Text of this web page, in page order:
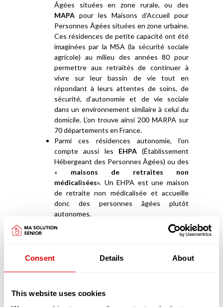
Consent Details About
This website uses cookies
Âgées situées en zone rurale, ou des
MAPA pour les Maisons d’Accueil pour
Personnes Âgées situées en zone urbaine.
Ces résidences de petite capacité ont été
imaginées par la MSA (la sécurité sociale
agricole) au milieu des années 80 pour
permettre aux retraités de continuer à
vivre sur leur bassin de vie tout en
répondant à leurs attentes de soins, de
sécurité, d’autonomie et de vie sociale
dans un environnement similaire à celui du
domicile. L’on trouve ainsi 200 MARPA sur
70 départements en France.
Parmi ces résidences autonomie, l’on
compte aussi les EHPA(Établissement
Hébergeant des Personnes Âgées) ou des
« maisons de retraites non
médicalisées». Un EHPA est une maison
de retraite non médicalisée et accueille
donc des personnes âgées plutôt
autonomes.
Pour résumer et vous y retrouver, une
résidence autonomie c’est une résidence
une maison de retraite non médicalisée.
CPOM (Contrat Pluriannuel d’Objectifs et